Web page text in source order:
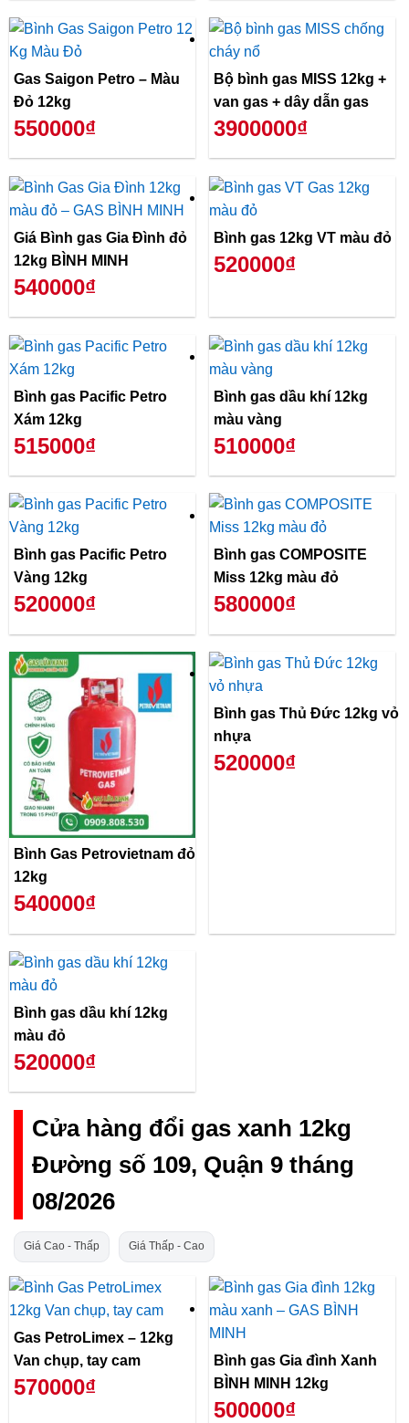
Gas Saigon Petro – Màu
Đỏ 12kg
550000₫
Bộ bình gas MISS 12kg +
van gas + dây dẫn gas
3900000₫
Giá Bình gas Gia Đình đỏ
12kg BÌNH MINH
540000₫
Bình gas 12kg VT màu đỏ
520000₫
Bình gas Pacific Petro
Xám 12kg
515000₫
Bình gas dầu khí 12kg
màu vàng
510000₫
Bình gas Pacific Petro
Vàng 12kg
520000₫
Bình gas COMPOSITE
Miss 12kg màu đỏ
580000₫
Bình Gas Petrovietnam đỏ
12kg
540000₫
Bình gas Thủ Đức 12kg vỏ
nhựa
520000₫
Bình gas dầu khí 12kg
màu đỏ
520000₫
Cửa hàng đổi gas xanh 12kg
Đường số 109, Quận 9 tháng
08/2026
Giá Cao - Thấp Giá Thấp - Cao
Gas PetroLimex – 12kg
Van chụp, tay cam
570000₫
Bình gas Gia đình Xanh
BÌNH MINH 12kg
500000₫